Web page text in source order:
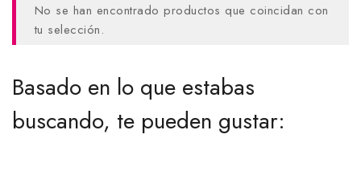
No se han encontrado productos que coincidan con
tu selección.
Basado en lo que estabas
buscando, te pueden gustar: